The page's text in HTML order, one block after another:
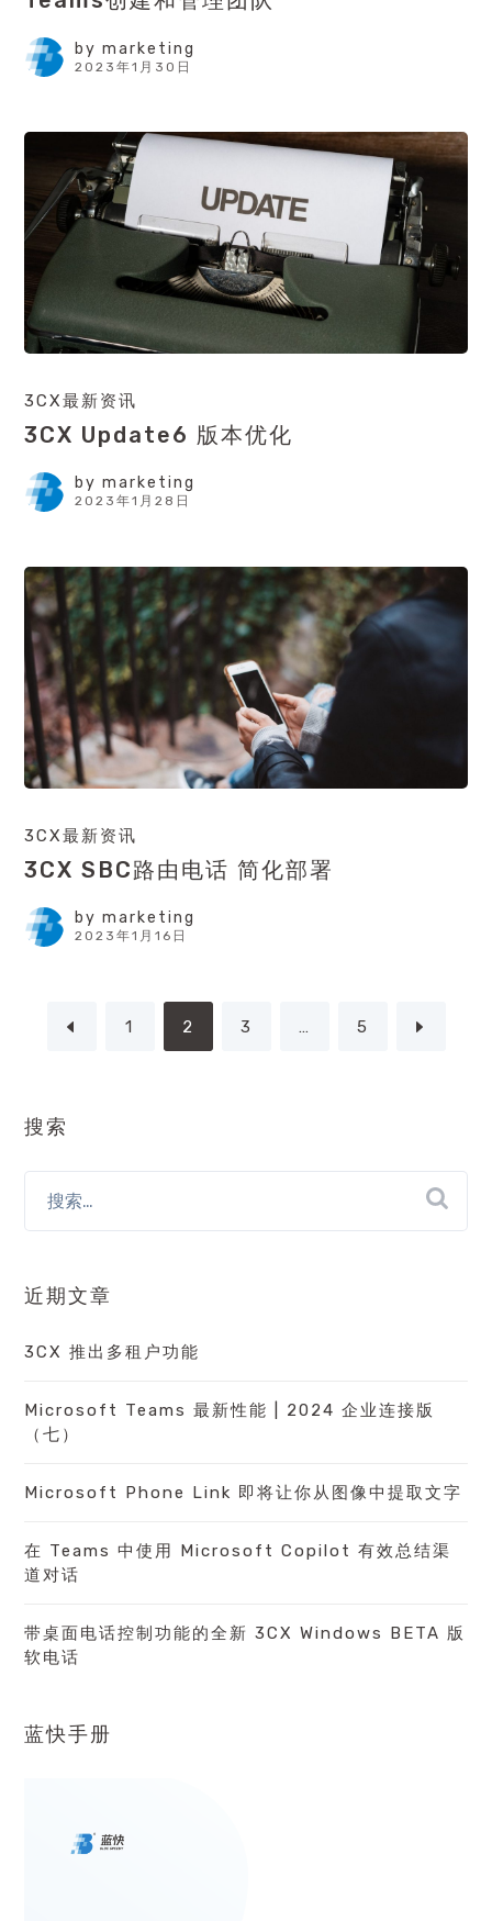
by marketing
2023年1月30日
3CX最新资讯
3CX Update6 版本优化
by marketing
2023年1月28日
3CX最新资讯
3CX SBC路由电话 简化部署
by marketing
2023年1月16日
1 2 3 … 5
搜索
近期文章
3CX 推出多租户功能
Microsoft Teams 最新性能 | 2024 企业连接版
（七）
Microsoft Phone Link 即将让你从图像中提取文字
在 Teams 中使用 Microsoft Copilot 有效总结渠
道对话
带桌面电话控制功能的全新 3CX Windows BETA 版
软电话
蓝快手册